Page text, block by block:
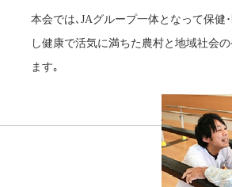
本会では､JAグループ一体となって保健
し健康で活気に満ちた農村と地域社会
ます｡